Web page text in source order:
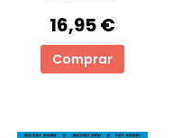
16,95 €
Comprar